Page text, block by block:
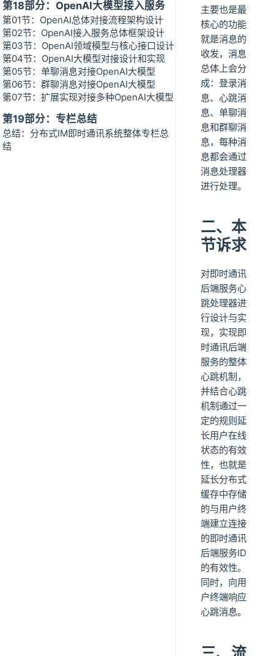
第18部分：OpenAI大模型接入服务
第01节：OpenAI总体对接流程架构设计
第02节：OpenAI接入服务总体框架设计
第03节：OpenAI领域模型与核心接口设计
第04节：OpenAI大模型对接设计和实现
第05节：单聊消息对接OpenAI大模型
第06节：群聊消息对接OpenAI大模型
第07节：扩展实现对接多种OpenAI大模型
第19部分：专栏总结
总结：分布式IM即时通讯系统整体专栏总
结
主要也是最
核心的功能
就是消息的
收发，消息
总体上会分
成：登录消
息、心跳消
息、单聊消
息和群聊消
息，每种消
息都会通过
消息处理器
进行处理。
二、本
节诉求
对即时通讯
后端服务心
跳处理器进
行设计与实
现，实现即
时通讯后端
服务的整体
心跳机制，
并结合心跳
机制通过一
定的规则延
长用户在线
状态的有效
性，也就是
延长分布式
缓存中存储
的与用户终
端建立连接
的即时通讯
后端服务ID
的有效性。
同时，向用
户终端响应
心跳消息。